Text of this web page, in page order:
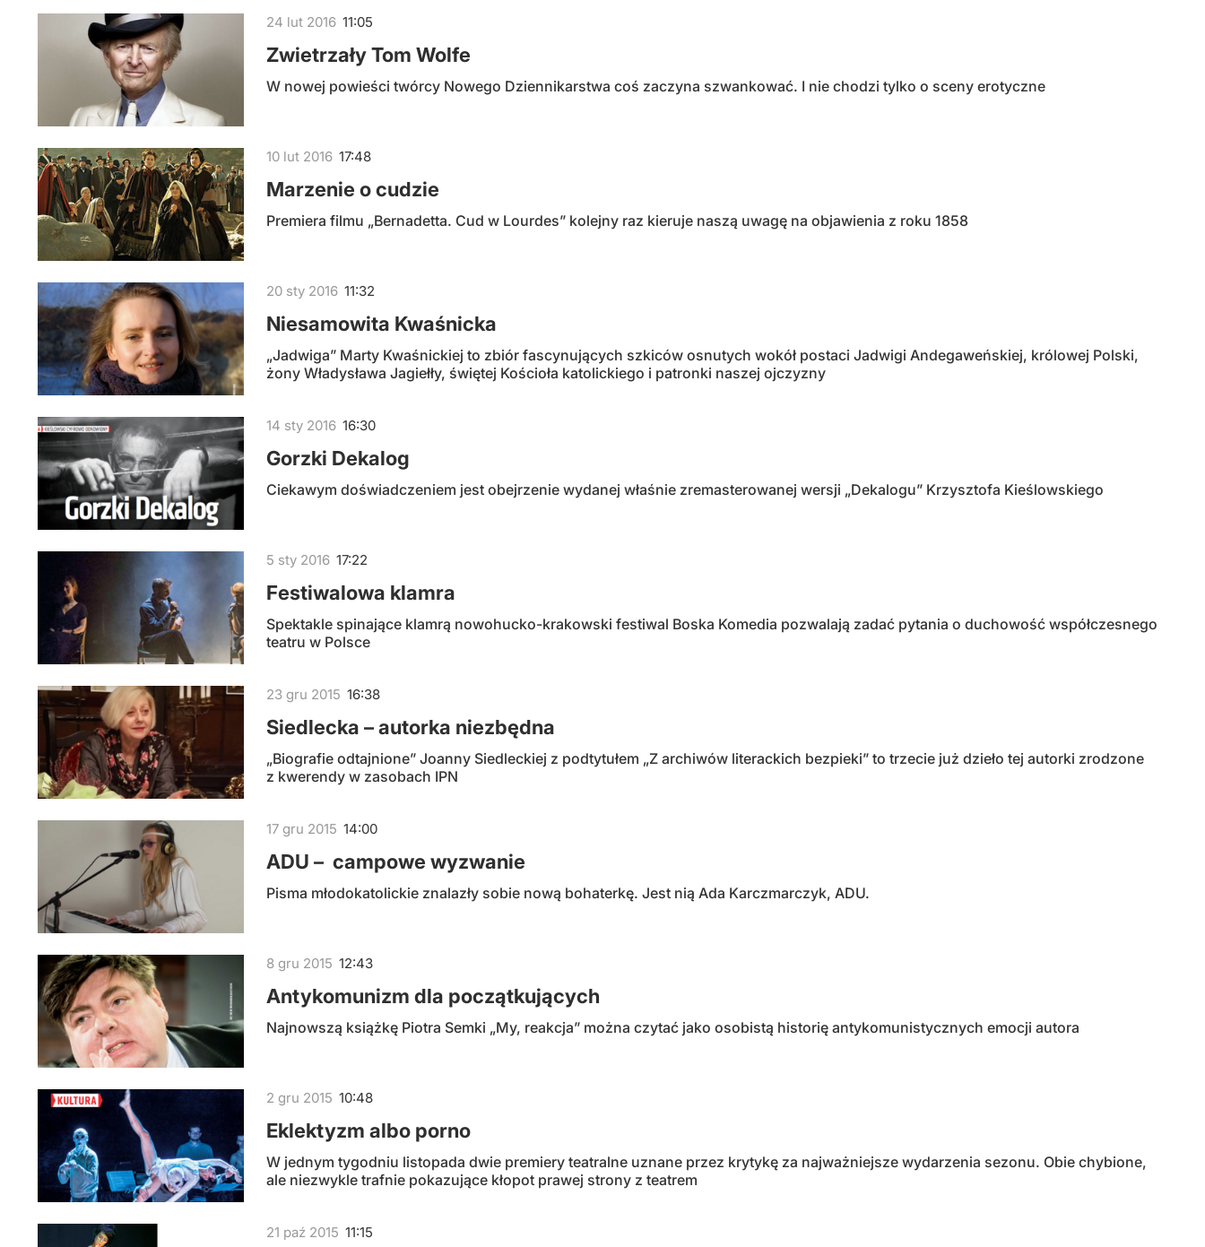
Zwietrzały Tom Wolfe
W nowej powieści twórcy Nowego Dziennikarstwa coś zaczyna szwankować. I nie chodzi tylko o sceny erotyczne
24 lut 2016 11:05
Marzenie o cudzie
Premiera filmu „Bernadetta. Cud w Lourdes” kolejny raz kieruje naszą uwagę na objawienia z roku 1858
10 lut 2016 17:48
Niesamowita Kwaśnicka
„Jadwiga” Marty Kwaśnickiej to zbiór fascynujących szkiców osnutych wokół postaci Jadwigi Andegaweńskiej, królowej Polski,
żony Władysława Jagiełły, świętej Kościoła katolickiego i patronki naszej ojczyzny
20 sty 2016 11:32
Gorzki Dekalog
Ciekawym doświadczeniem jest obejrzenie wydanej właśnie zremasterowanej wersji „Dekalogu” Krzysztofa Kieślowskiego
14 sty 2016 16:30
Festiwalowa klamra
Spektakle spinające klamrą nowohucko-krakowski festiwal Boska Komedia pozwalają zadać pytania o duchowość współczesnego
teatru w Polsce
5 sty 2016 17:22
Siedlecka – autorka niezbędna
„Biografie odtajnione” Joanny Siedleckiej z podtytułem „Z archiwów literackich bezpieki” to trzecie już dzieło tej autorki zrodzone
z kwerendy w zasobach IPN
23 gru 2015 16:38
ADU – campowe wyzwanie
Pisma młodokatolickie znalazły sobie nową bohaterkę. Jest nią Ada Karczmarczyk, ADU.
17 gru 2015 14:00
Antykomunizm dla początkujących
Najnowszą książkę Piotra Semki „My, reakcja” można czytać jako osobistą historię antykomunistycznych emocji autora
8 gru 2015 12:43
Eklektyzm albo porno
W jednym tygodniu listopada dwie premiery teatralne uznane przez krytykę za najważniejsze wydarzenia sezonu. Obie chybione,
ale niezwykle trafnie pokazujące kłopot prawej strony z teatrem
2 gru 2015 10:48
21 paź 2015 11:15